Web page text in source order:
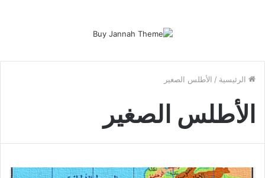
الرئيسية / الأطلس الصغير
الأطلس الصغير